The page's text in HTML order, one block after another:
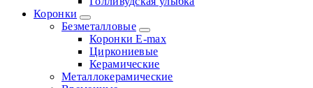
Коронки
Безметалловые
Коронки E-max
Циркониевые
Керамические
Металлокерамические